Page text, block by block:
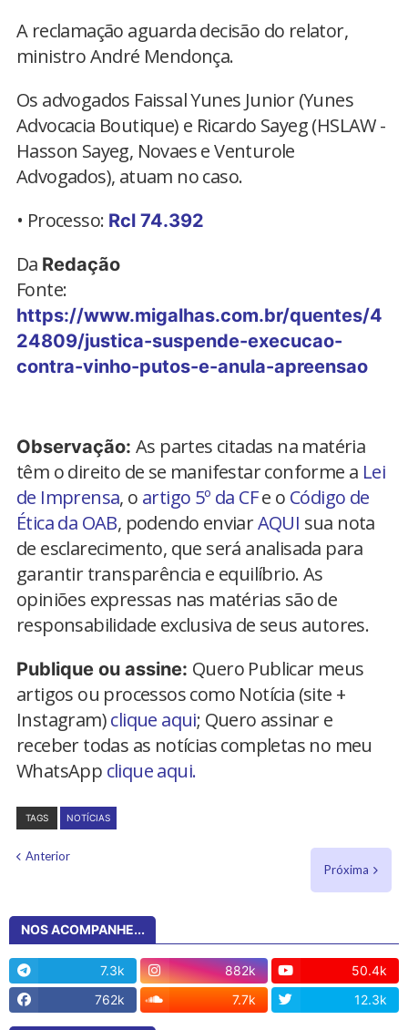
A reclamação aguarda decisão do relator,
ministro André Mendonça.
Os advogados Faissal Yunes Junior (Yunes
Advocacia Boutique) e Ricardo Sayeg (HSLAW -
Hasson Sayeg, Novaes e Venturole
Advogados), atuam no caso.
• Processo: Rcl 74.392
Da Redação
Fonte:
https://www.migalhas.com.br/quentes/4
24809/justica-suspende-execucao-
contra-vinho-putos-e-anula-apreensao
Observação: As partes citadas na matéria
têm o direito de se manifestar conforme a Lei
de Imprensa, o artigo 5º da CFe o Código de
Ética da OAB, podendo enviarAQUI sua nota
de esclarecimento, que será analisada para
garantir transparência e equilíbrio. As
opiniões expressas nas matérias são de
responsabilidade exclusiva de seus autores.
Publique ou assine: Quero Publicar meus
artigos ou processos como Notícia (site +
Instagram)clique aqui; Quero assinar e
receber todas as notícias completas no meu
WhatsApp clique aqui.
TAGS NOTÍCIAS
Anterior
Próxima
NOS ACOMPANHE...
7.3k 882k
50.4k
762k
7.7k 12.3k